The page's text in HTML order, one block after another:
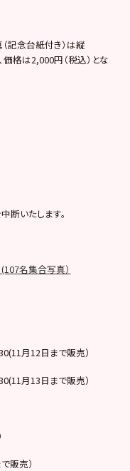
記念台紙付き）は縦
格は2,000円（税込）とな
いたします。
名集合写真）
月12日まで販売）
月13日まで販売）
販売）